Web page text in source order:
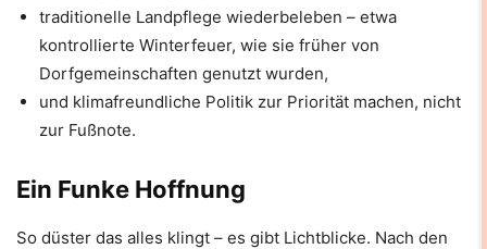
traditionelle Landpflege wiederbeleben – etwa
kontrollierte Winterfeuer, wie sie früher von
Dorfgemeinschaften genutzt wurden,
und klimafreundliche Politik zur Priorität machen, nicht
zur Fußnote.
Ein Funke Hoffnung
So düster das alles klingt – es gibt Lichtblicke. Nach den